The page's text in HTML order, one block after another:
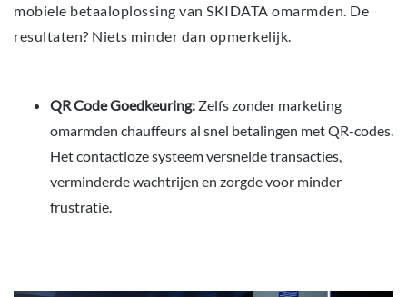
mobiele betaaloplossing van SKIDATA omarmden. De
resultaten? Niets minder dan opmerkelijk.
QR Code Goedkeuring: Zelfs zonder marketing
omarmden chauffeurs al snel betalingen met QR-codes.
Het contactloze systeem versnelde transacties,
verminderde wachtrijen en zorgde voor minder
frustratie.